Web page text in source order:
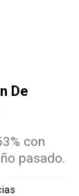
De
con
pasado.